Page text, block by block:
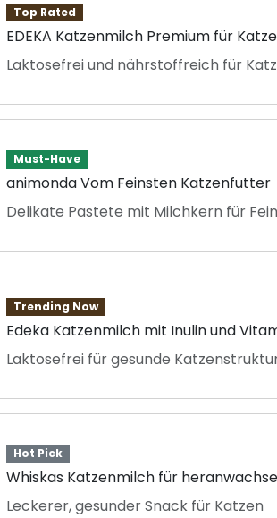
Top Rated
EDEKA Katzenmilch Premium für
Laktosefrei und nährstoffreich für
Must-Have
animonda Vom Feinsten Katzenfutter
Delikate Pastete mit Milchkern für
Trending Now
Edeka Katzenmilch mit Inulin und
Laktosefrei für gesunde
Hot Pick
Whiskas Katzenmilch für
Leckerer, gesunder Snack für Katzen